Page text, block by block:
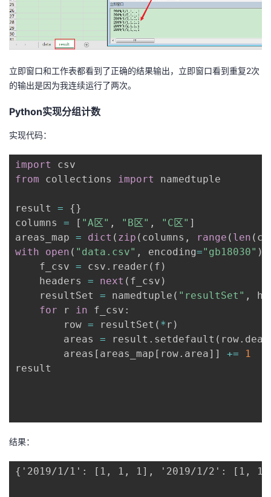
立即窗口和工作表都看到了正确的结果输出，立即窗口看到重复2次
的输出是因为我连续运行了两次。
Python实现分组计数
实现代码：
import
from collections import namedtuple
result = {}
columns = [ "A区" , "B区" , "C区" ]
areas_map = dict ( zip ( columns , range ( len (
with
open ( "data.csv" , encoding="gb18030" )
    f_csv
= csv . reader ( f )
    headers
= next ( f_csv )
    resultSet
= namedtuple ( "resultSet" ,
for r in f_csv :
        row
= resultSet ( * r )
        areas
= result . setdefault ( row.
        areas
[ areas_map [ row. area] ] +=
1
result
结果：
{'2019/1/1': [1, 1, 1], '2019/1/2': [1,